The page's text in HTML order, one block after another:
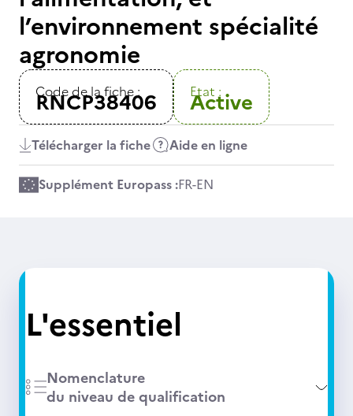
l’environnement spécialité
agronomie
Code de la fiche :
RNCP38406 Etat :
Active
Télécharger la fiche Aide en ligne
Supplément Europass :FR-EN
L'essentiel
Nomenclature
du niveau de qualification